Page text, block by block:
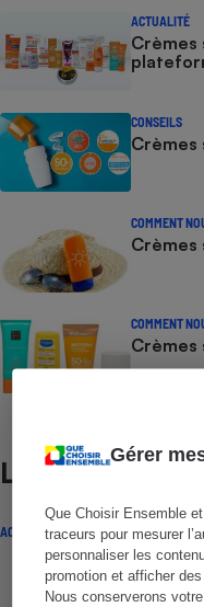
Gérer
Que Choisir Ensemble
traceurs pour mesurer
personnaliser les
promotion et afficher
Nous conserverons
ACTUALITÉ
Crèmes
CONSEILS
Crèmes
COMMENT
Crèmes
COMMENT
Crèmes
Lire aussi
ACTUALITÉ